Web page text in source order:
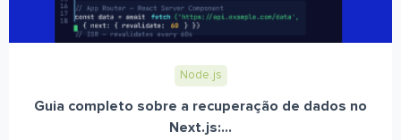
Node.js
Guia completo sobre a recuperação de dados no
Next.js:...